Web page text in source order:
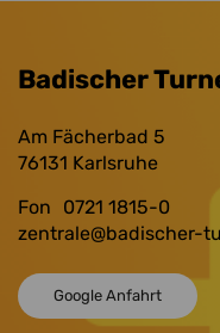
Badischer
Am Fächerbad 5
76131 Karlsruhe
Fon
0721 1815-0
zentrale@badischer-
Google Anfahrt